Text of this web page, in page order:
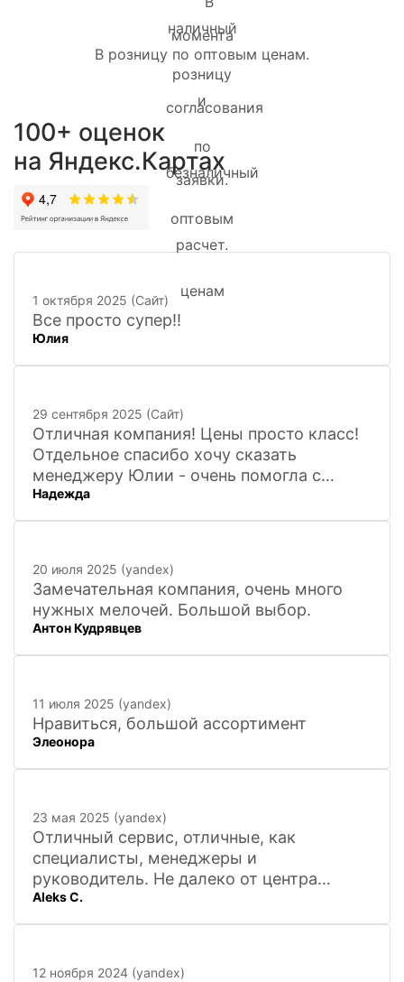
В розницу по оптовым ценам.
100+ оценок
на Яндекс.Картах
1 октября 2025 (Сайт)
Все просто супер!!
Юлия
29 сентября 2025 (Сайт)
Отличная компания! Цены просто класс!
Отдельное спасибо хочу сказать
менеджеру Юлии - очень помогла с
покупкой и доставкой сувенирных
фигурок! Буду ждать новинок и покупать
Надежда
20 июля 2025 (yandex)
Замечательная компания, очень много
нужных мелочей. Большой выбор.
Антон Кудрявцев
11 июля 2025 (yandex)
Нравиться, большой ассортимент
Элеонора
23 мая 2025 (yandex)
Отличный сервис, отличные, как
специалисты, менеджеры и
руководитель. Не далеко от центра
города, 20 минут
Aleks C.
12 ноября 2024 (yandex)